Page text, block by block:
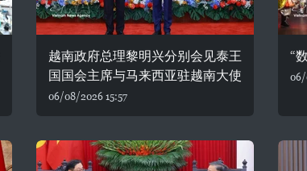
越南政府总理黎明兴分别会见泰王
国国会主席与马来西亚驻越南大使
06/08/2026 15:57
“
06/